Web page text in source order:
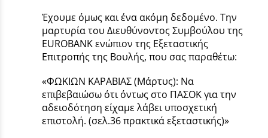
Έχουμε όμως και ένα ακόμη δεδομένο. Την
μαρτυρία του Διευθύνοντος Συμβούλου της
EUROBANK ενώπιον της Εξεταστικής
Επιτροπής της Βουλής, που σας παραθέτω:
«ΦΩΚΙΩΝ ΚΑΡΑΒΙΑΣ (Μάρτυς): Να
επιβεβαιώσω ότι όντως στο ΠΑΣΟΚ για την
αδειοδότηση είχαμε λάβει υποσχετική
επιστολή. (σελ.36 πρακτικά εξεταστικής)»